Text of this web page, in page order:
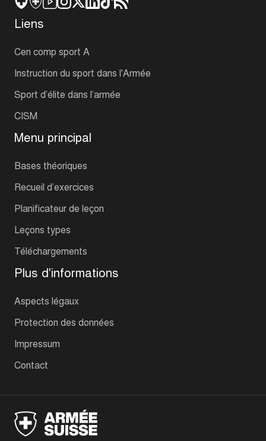
Liens
Cen comp sport A
Instruction du sport dans l'Armée
Sport d’élite dans l’armée
CISM
Menu principal
Bases théoriques
Recueil d’exercices
Planificateur de leçon
Leçons types
Téléchargements
Plus d'informations
Aspects légaux
Protection des données
Impressum
Contact